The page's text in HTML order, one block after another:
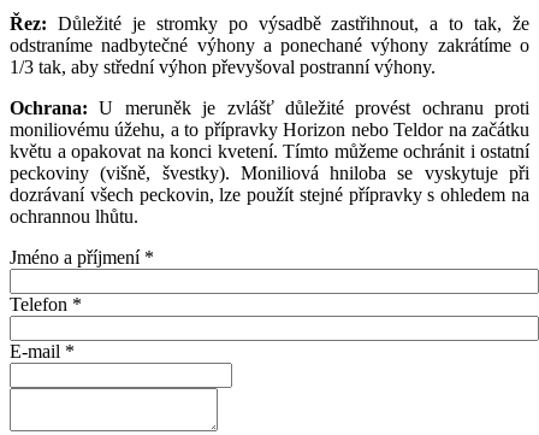
Řez: Důležité je stromky po výsadbě zastřihnout, a to tak, že
odstraníme nadbytečné výhony a ponechané výhony zakrátíme o
1/3 tak, aby střední výhon převyšoval postranní výhony.
Ochrana:U meruněk je zvlášť důležité provést ochranu proti
moniliovému úžehu, a to přípravky Horizon nebo Teldor na začátku
květu a opakovat na konci kvetení. Tímto můžeme ochránit i ostatní
peckoviny (višně, švestky). Moniliová hniloba se vyskytuje při
dozrávaní všech peckovin, lze použít stejné přípravky s ohledem na
ochrannou lhůtu.
Jméno a příjmení *
Telefon *
E-mail *